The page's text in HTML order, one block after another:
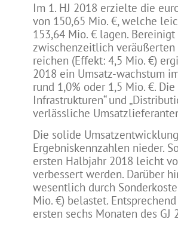
Im 1. HJ 2018 erzielte die
von 150,65 Mio. €, welche
153,64 Mio. € lagen.
zwischenzeitlich veräußerten
reichen (Effekt: 4,5 Mio. €)
2018 ein Umsatz-wachstum
rund 1,0% oder 1,5 Mio. €.
Infrastrukturen“ und
verlässliche
Die solide
Ergebniskennzahlen nieder.
ersten Halbjahr 2018 leicht
verbessert werden. Darüber
wesentlich durch
Mio. €) belastet.
ersten sechs Monaten des GJ